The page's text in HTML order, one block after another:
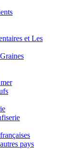
et Les
pays